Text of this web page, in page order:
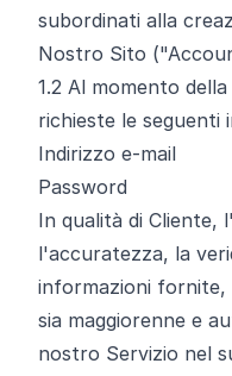
subordinati alla
Nostro Sito
1.2 Al momento
richieste le seguenti
Indirizzo e-mail
Password
In qualità di Cliente,
l'accuratezza, la
informazioni
sia maggiorenne e
nostro Servizio nel